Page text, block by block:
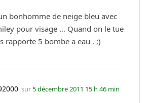
un bonhomme de neige bleu avec
pour visage … Quand on le tue
rapporte 5 bombe a eau . ;)
sur5 décembre 2011 15 h 46 min